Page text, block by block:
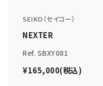
SEIKO（セイコー）
NEXTER
Ref. SBXY081
¥165,000(税込)